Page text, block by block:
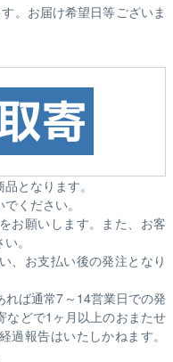
。お届け希望日等ございま
となります。
ください。
お願いします。また、お客
。
、お支払い後の発注となり
ば通常7～14営業日での発
などで1ヶ月以上のおまたせ
過報告はいたしかねます。